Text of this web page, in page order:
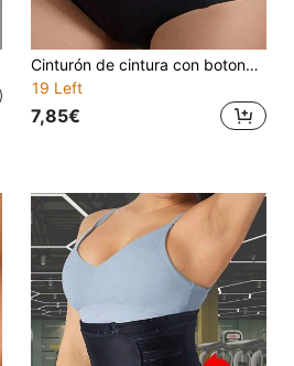
Cinturón de cintura con botones delanteros de tela elástica de alta calidad color negro sólido para mujer
19 Left
7,85€